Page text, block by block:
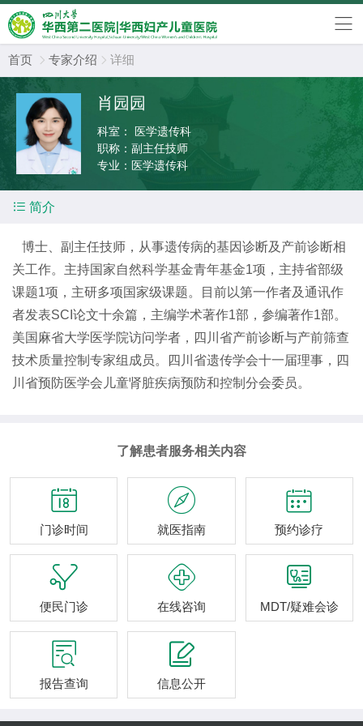
首页  专家介绍  详细
肖园园
科室：
医学遗传科
职称： 副主任技师
专业： 医学遗传科
 简介
博士、副主任技师，从事遗传病的基因诊断及产前诊断相
关工作。主持国家自然科学基金青年基金1项，主持省部级
课题1项，主研多项国家级课题。目前以第一作者及通讯作
者发表SCI论文十余篇，主编学术著作1部，参编著作1部。
美国麻省大学医学院访问学者，四川省产前诊断与产前筛查
技术质量控制专家组成员。四川省遗传学会十一届理事，四
川省预防医学会儿童肾脏疾病预防和控制分会委员。
了解患者服务相关内容

门诊时间

就医指南

预约诊疗

便民门诊

在线咨询

MDT/疑难会诊

报告查询

信息公开